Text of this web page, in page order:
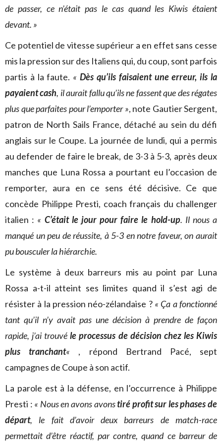
de passer, ce n’était pas le cas quand les Kiwis étaient
devant. »
Ce potentiel de vitesse supérieur a en effet sans cesse
mis la pression sur des Italiens qui, du coup, sont parfois
partis à la faute. «Dès qu’ils faisaient une erreur, ils la
payaient cash, il aurait fallu qu’ils ne fassent que des régates
plus que parfaites pour l’emporter », note Gautier Sergent,
patron de North Sails France, détaché au sein du défi
anglais sur le Coupe. La journée de lundi, qui a permis
au defender de faire le break, de 3-3 à 5-3, après deux
manches que Luna Rossa a pourtant eu l’occasion de
remporter, aura en ce sens été décisive. Ce que
concède Philippe Presti, coach français du challenger
italien : « C’était le jour pour faire le hold-up. Il nous a
manqué un peu de réussite, à 5-3 en notre faveur, on aurait
pu bousculer la hiérarchie.
Le système à deux barreurs mis au point par Luna
Rossa a-t-il atteint ses limites quand il s’est agi de
résister à la pression néo-zélandaise ? « Ça a fonctionné
tant qu’il n’y avait pas une décision à prendre de façon
rapide, j’ai trouvéle processus de décision chez les Kiwis
plus tranchant« , répond Bertrand Pacé, sept
campagnes de Coupe à son actif.
La parole est à la défense, en l’occurrence à Philippe
Presti : « Nous en avons avonstiré profit sur les phases de
départ, le fait d’avoir deux barreurs de match-race
permettait d’être réactif, par contre, quand ce barreur de